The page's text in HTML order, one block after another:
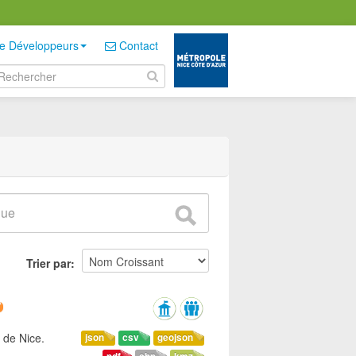
Développeurs Contact
Trier par
geojson
csv
json
Nice.